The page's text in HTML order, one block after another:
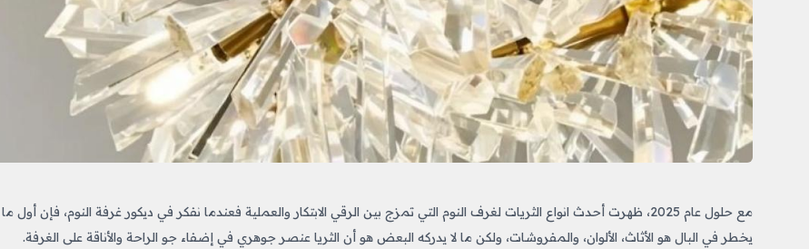
مع حلول عام 2025، ظهرت أحدث انواع الثريات لغرف النوم
التي تمزج بين الرقي الابتكار والعملية فعندما نفكر في ديكور غرفة النوم، فإن أول ما
يخطر في البال هو الأثاث، الألوان، والمفروشات، ولكن ما لا يدركه البعض هو أن الثريا عنصر جوهري في إضفاء جو الراحة والأناقة على الغرفة.